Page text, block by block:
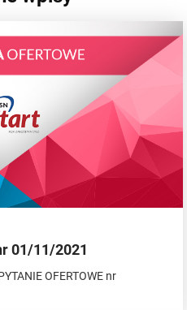
01/11/2021
OFERTOWE nr